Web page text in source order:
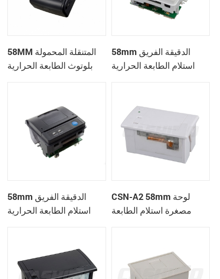
58MM المتنقلة المحمولة
بلوتوث الطابعة الحرارية
58mm الدقيقة الفريق
استلام الطابعة الحرارية
58mm الدقيقة الفريق
استلام الطابعة الحرارية
CSN-A2 58mm لوحة
مصغرة استلام الطابعة